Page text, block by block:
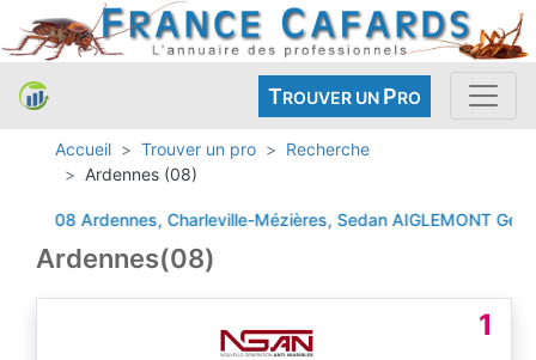
TROUVER UN PRO
Accueil Trouver un pro
Recherche
Ardennes (08)
08 Ardennes, Charleville-Mézières, SedanAIGLEMONT
Ardennes(08)
1